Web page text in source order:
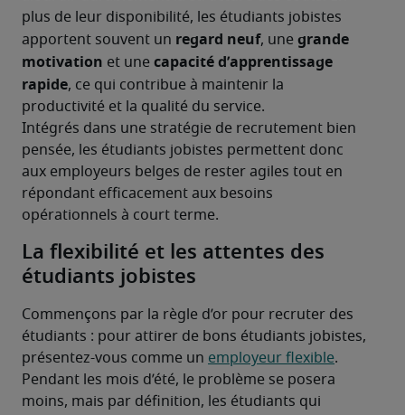
plus de leur disponibilité, les étudiants jobistes
apportent souvent un regard neuf, une grande
motivation et une capacité d’apprentissage
rapide, ce qui contribue à maintenir la
productivité et la qualité du service.
Intégrés dans une stratégie de recrutement bien
pensée, les étudiants jobistes permettent donc
aux employeurs belges de rester agiles tout en
répondant efficacement aux besoins
opérationnels à court terme.
La flexibilité et les attentes des
étudiants jobistes
Commençons par la règle d’or pour recruter des
étudiants : pour attirer de bons étudiants jobistes,
présentez-vous comme un employeur flexible.
Pendant les mois d’été, le problème se posera
moins, mais par définition, les étudiants qui